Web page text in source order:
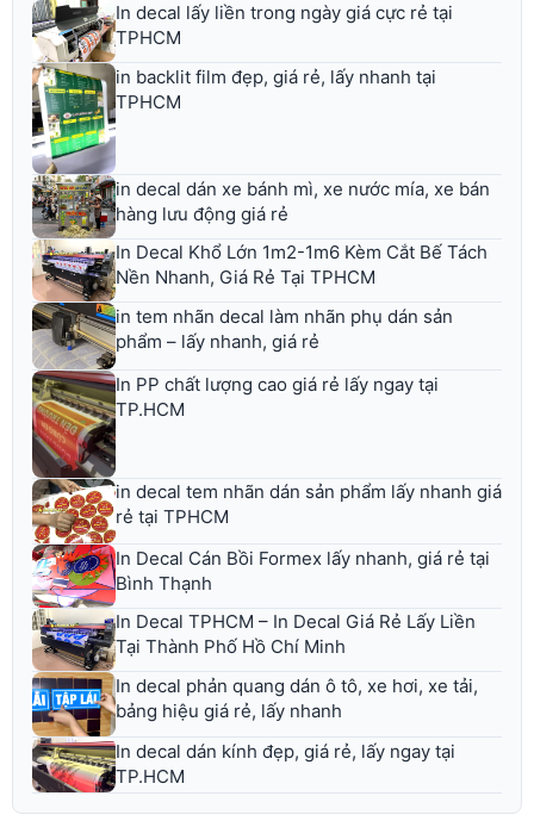
In decal lấy liền trong ngày giá cực rẻ tại
TPHCM
in backlit film đẹp, giá rẻ, lấy nhanh tại
TPHCM
in decal dán xe bánh mì, xe nước mía, xe bán
hàng lưu động giá rẻ
In Decal Khổ Lớn 1m2-1m6 Kèm Cắt Bế Tách
Nền Nhanh, Giá Rẻ Tại TPHCM
in tem nhãn decal làm nhãn phụ dán sản
phẩm – lấy nhanh, giá rẻ
In PP chất lượng cao giá rẻ lấy ngay tại
TP.HCM
in decal tem nhãn dán sản phẩm lấy nhanh giá
rẻ tại TPHCM
In Decal Cán Bồi Formex lấy nhanh, giá rẻ tại
Bình Thạnh
In Decal TPHCM – In Decal Giá Rẻ Lấy Liền
Tại Thành Phố Hồ Chí Minh
In decal phản quang dán ô tô, xe hơi, xe tải,
bảng hiệu giá rẻ, lấy nhanh
In decal dán kính đẹp, giá rẻ, lấy ngay tại
TP.HCM